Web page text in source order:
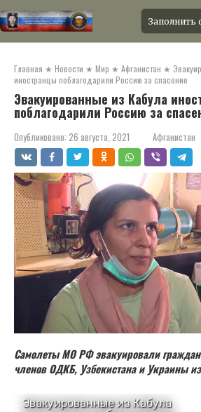
контенту
Заполнить
Главная ★ Новости ★ Мир ★ Афганистан ★
иностранцы поблагодарили Россию за спасение
Эвакуированные из Кабула
поблагодарили Россию за
Опубликовано: 26 августа, 2021 Афганистан
Самолеты МО РФ эвакуировали
членов ОДКБ, Узбекистана и Украины